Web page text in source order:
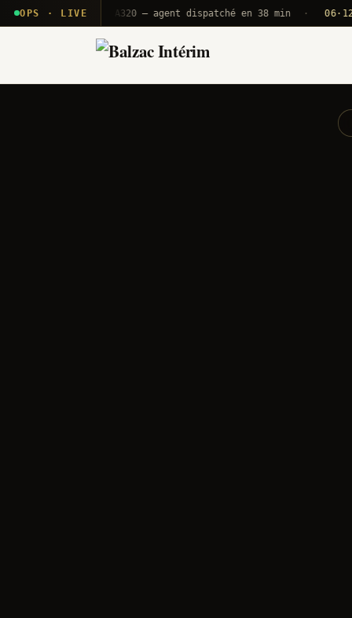
OPS · LIVE
T2E · B71 Push A320 — agent dispatché en 38 min · 06·12 UTC